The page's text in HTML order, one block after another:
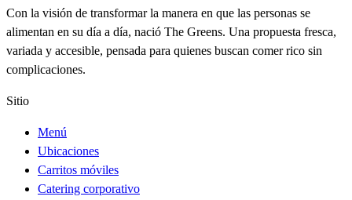
Con la visión de transformar la manera en que las personas se
alimentan en su día a día, nació The Greens. Una propuesta fresca,
variada y accesible, pensada para quienes buscan comer rico sin
complicaciones.
Sitio
Menú
Ubicaciones
Carritos móviles
Catering corporativo